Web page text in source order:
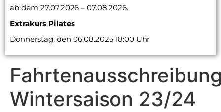
ab dem 27.07.2026 – 07.08.2026.
Extrakurs Pilates
Donnerstag, den 06.08.2026 18:00 Uhr
Wintersaison 23/24